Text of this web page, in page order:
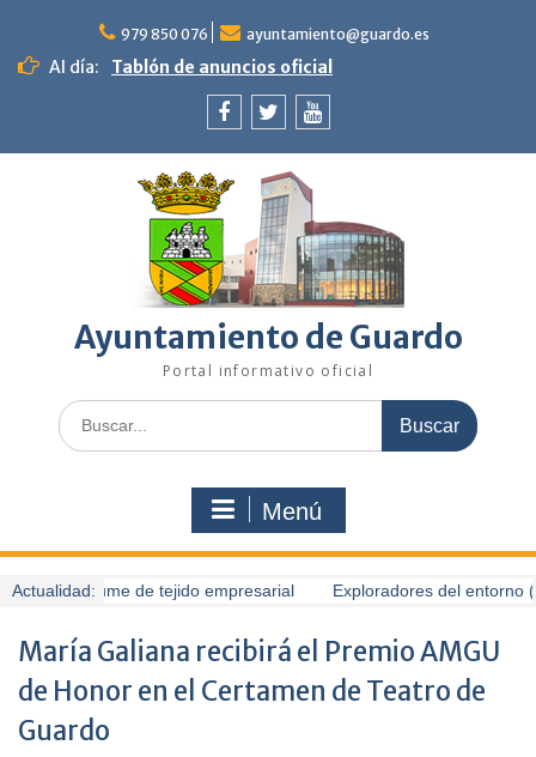
contenido
979 850 076 ayuntamiento@guardo.es
Al día: Tablón de anuncios oficial
Ayuntamiento de Guardo
Portal informativo oficial
Buscar:
Menú
Actualidad:
presume de tejido empresarial Exploradores del entorno
María Galiana recibirá el Premio AMGU
de Honor en el Certamen de Teatro de
Guardo